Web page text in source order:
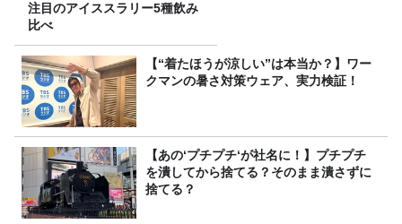
注目のアイススラリー5種飲み
比べ
【“着たほうが涼しい”は本当か？】ワー
クマンの暑さ対策ウェア、実力検証！
【あの‘プチプチ‘が社名に！】プチプチ
を潰してから捨てる？そのまま潰さずに
捨てる？